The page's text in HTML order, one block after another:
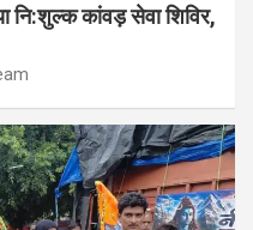
नि:शुल्क कांवड़ सेवा शिविर,